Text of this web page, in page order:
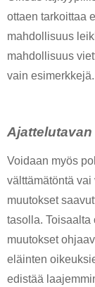
ottaen tarkoittaa
mahdollisuus
mahdollisuus
vain esimerkkejä.
Voidaan myös
välttämätöntä
muutokset
tasolla. Toisaalta
muutokset
eläinten
edistää